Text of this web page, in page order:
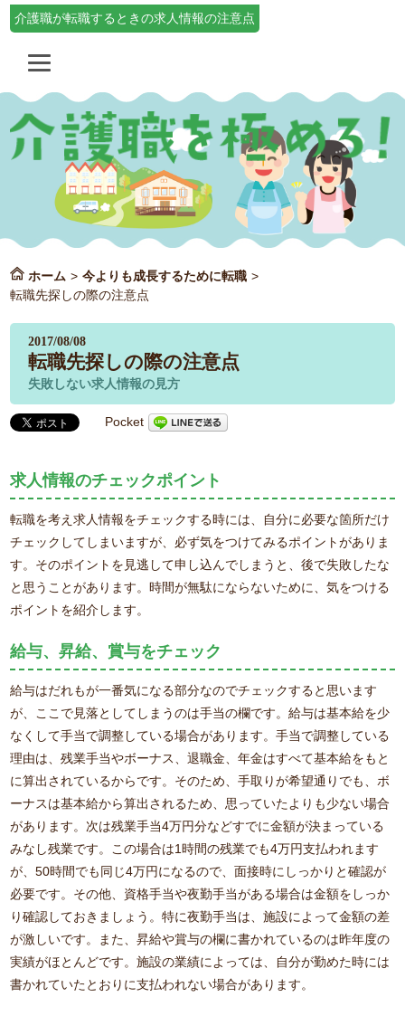
介護職が転職するときの求人情報の注意点
ホーム > 今よりも成長するために転職 >
転職先探しの際の注意点
2017/08/08
転職先探しの際の注意点
失敗しない求人情報の見方
Pocket
求人情報のチェックポイント
転職を考え求人情報をチェックする時には、自分に必要な箇所だけ
チェックしてしまいますが、必ず気をつけてみるポイントがありま
す。そのポイントを見逃して申し込んでしまうと、後で失敗したな
と思うことがあります。時間が無駄にならないために、気をつける
ポイントを紹介します。
給与、昇給、賞与をチェック
給与はだれもが一番気になる部分なのでチェックすると思います
が、ここで見落としてしまうのは手当の欄です。給与は基本給を少
なくして手当で調整している場合があります。手当で調整している
理由は、残業手当やボーナス、退職金、年金はすべて基本給をもと
に算出されているからです。そのため、手取りが希望通りでも、ボ
ーナスは基本給から算出されるため、思っていたよりも少ない場合
があります。次は残業手当4万円分などすでに金額が決まっている
みなし残業です。この場合は1時間の残業でも4万円支払われます
が、50時間でも同じ4万円になるので、面接時にしっかりと確認が
必要です。その他、資格手当や夜勤手当がある場合は金額をしっか
り確認しておきましょう。特に夜勤手当は、施設によって金額の差
が激しいです。また、昇給や賞与の欄に書かれているのは昨年度の
実績がほとんどです。施設の業績によっては、自分が勤めた時には
書かれていたとおりに支払われない場合があります。